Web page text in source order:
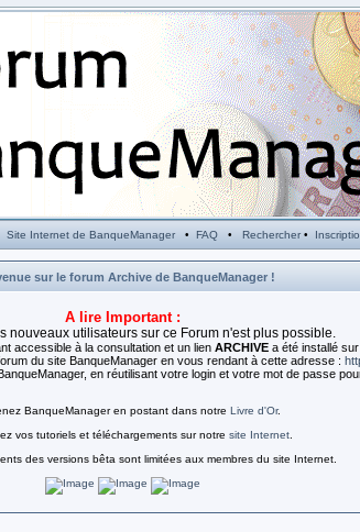
Site Internet de BanqueManager• FAQ • Rechercher•
sur le forum Archive de BanqueManager !
A lire Important :
nouveaux utilisateurs sur ce Forum n'est plus possible.
accessible à la consultation et un lien ARCHIVE a été installé sur
du site BanqueManager en vous rendant à cette adresse :
en réutilisant votre login et votre mot de passe
BanqueManager en postant dans notre Livre d'Or.
vos tutoriels et téléchargements sur notre site Internet.
des versions bêta sont limitées aux membres du site Internet.